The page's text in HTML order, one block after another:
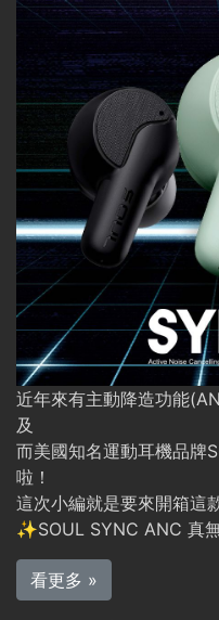
近年來有主動降造功能
及
而美國知名運動耳機品牌
啦！
這次小編就是要來開箱這
✨SOUL SYNC ANC 真
看更多 »